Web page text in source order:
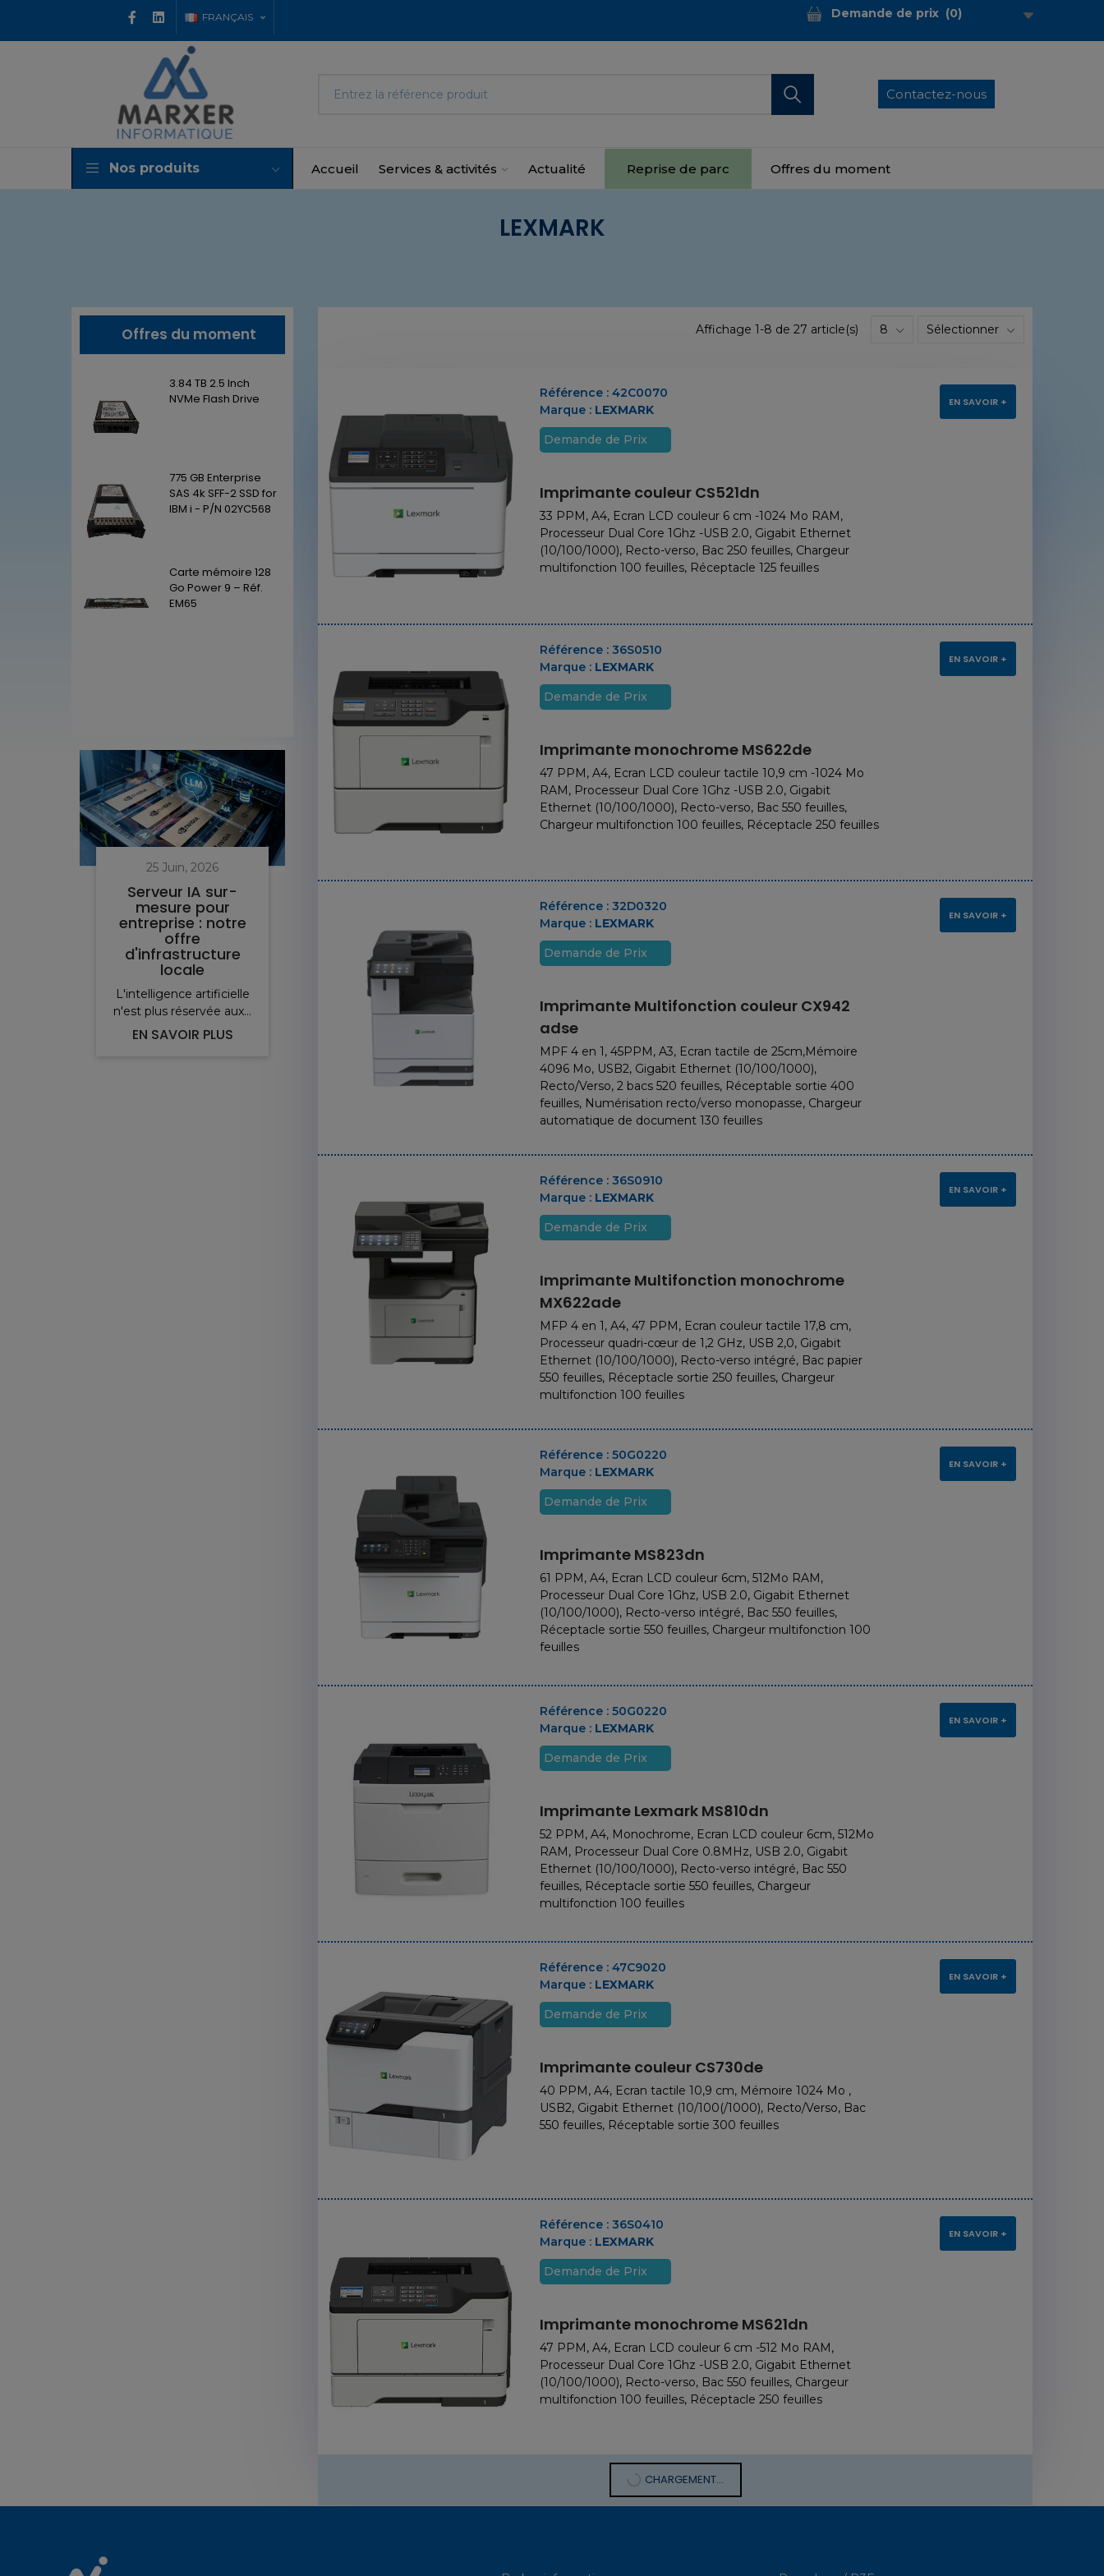
Demande de prix (0)
FRANÇAIS
Contactez-nous
Nos produits Accueil Services & activités Actualité Reprise de parc Offres du moment
LEXMARK
Affichage 1-8 de 27 article(s) 8 Sélectionner
Référence : 42C0070
Marque : LEXMARK
Demande de Prix
Imprimante couleur CS521dn
33 PPM, A4, Ecran LCD couleur 6 cm -1024 Mo RAM,
Processeur Dual Core 1Ghz -USB 2.0, Gigabit Ethernet
(10/100/1000), Recto-verso, Bac 250 feuilles, Chargeur
multifonction 100 feuilles, Réceptacle 125 feuilles
EN SAVOIR +
Référence : 36S0510
Marque : LEXMARK
Demande de Prix
Imprimante monochrome MS622de
47 PPM, A4, Ecran LCD couleur tactile 10,9 cm -1024 Mo
RAM, Processeur Dual Core 1Ghz -USB 2.0, Gigabit
Ethernet (10/100/1000), Recto-verso, Bac 550 feuilles,
Chargeur multifonction 100 feuilles, Réceptacle 250 feuilles
EN SAVOIR +
Référence : 32D0320
Marque : LEXMARK
Demande de Prix
Imprimante Multifonction couleur CX942
adse
MPF 4 en 1, 45PPM, A3, Ecran tactile de 25cm,Mémoire
4096 Mo, USB2, Gigabit Ethernet (10/100/1000),
Recto/Verso, 2 bacs 520 feuilles, Réceptable sortie 400
feuilles, Numérisation recto/verso monopasse, Chargeur
automatique de document 130 feuilles
EN SAVOIR +
Référence : 36S0910
Marque : LEXMARK
Demande de Prix
Imprimante Multifonction monochrome
MX622ade
MFP 4 en 1, A4, 47 PPM, Ecran couleur tactile 17,8 cm,
Processeur quadri-cœur de 1,2 GHz, USB 2,0, Gigabit
Ethernet (10/100/1000), Recto-verso intégré, Bac papier
550 feuilles, Réceptacle sortie 250 feuilles, Chargeur
multifonction 100 feuilles
EN SAVOIR +
Référence : 50G0220
Marque : LEXMARK
Demande de Prix
Imprimante MS823dn
61 PPM, A4, Ecran LCD couleur 6cm, 512Mo RAM,
Processeur Dual Core 1Ghz, USB 2.0, Gigabit Ethernet
(10/100/1000), Recto-verso intégré, Bac 550 feuilles,
Réceptacle sortie 550 feuilles, Chargeur multifonction 100
feuilles
EN SAVOIR +
Référence : 50G0220
Marque : LEXMARK
Demande de Prix
Imprimante Lexmark MS810dn
52 PPM, A4, Monochrome, Ecran LCD couleur 6cm, 512Mo
RAM, Processeur Dual Core 0.8MHz, USB 2.0, Gigabit
Ethernet (10/100/1000), Recto-verso intégré, Bac 550
feuilles, Réceptacle sortie 550 feuilles, Chargeur
multifonction 100 feuilles
EN SAVOIR +
Référence : 47C9020
Marque : LEXMARK
Demande de Prix
Imprimante couleur CS730de
40 PPM, A4, Ecran tactile 10,9 cm, Mémoire 1024 Mo ,
USB2, Gigabit Ethernet (10/100(/1000), Recto/Verso, Bac
550 feuilles, Réceptable sortie 300 feuilles
EN SAVOIR +
Référence : 36S0410
Marque : LEXMARK
Demande de Prix
Imprimante monochrome MS621dn
47 PPM, A4, Ecran LCD couleur 6 cm -512 Mo RAM,
Processeur Dual Core 1Ghz -USB 2.0, Gigabit Ethernet
(10/100/1000), Recto-verso, Bac 550 feuilles, Chargeur
multifonction 100 feuilles, Réceptacle 250 feuilles
EN SAVOIR +
CHARGEMENT...
Offres du moment
SAS 4k SFF-2 SSD for
IBM i - P/N 02YC568
3.84 TB 2.5 Inch
NVMe Flash Drive
775 GB Enterprise
SAS 4k SFF-2 SSD for
IBM i - P/N 02YC568
Carte mémoire 128
Go Power 9 – Réf.
25 Juin, 2026
Serveur IA sur-
mesure pour
entreprise : notre
offre
d'infrastructure
locale
L'intelligence artificielle
n'est plus réservée aux...
EN SAVOIR PLUS
prolongez la vie de
vos serveurs en
toute
indépendance
Pourquoi remplacer un
serveur qui fonctionne
EN SAVOIR PLUS
serveurs
informatique Paris
: comment les
valoriser en 2025
encombrent vos locaux
EN SAVOIR PLUS
encombrent vos locaux
EN SAVOIR PLUS